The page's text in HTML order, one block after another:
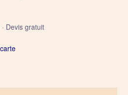
Devis gratuit